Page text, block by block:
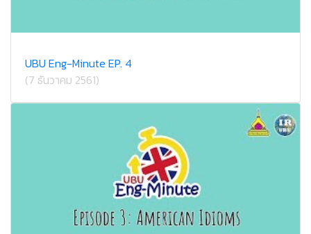
UBU Eng-Minute EP. 4
(7 ธันวาคม 2561)